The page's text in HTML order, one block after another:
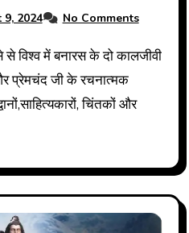
9, 2024 No Comments
प्रेमचंद जी के रचनात्मक
चिंतकों और